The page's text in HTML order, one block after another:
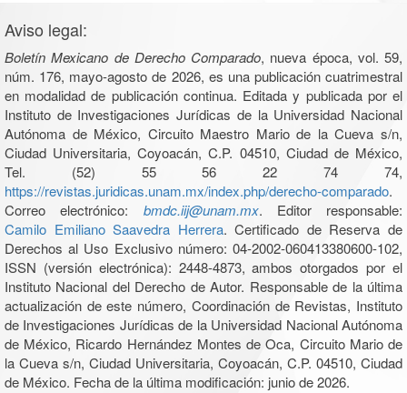
Aviso legal:
Boletín Mexicano de Derecho Comparado, nueva época, vol. 59,
núm. 176, mayo-agosto de 2026, es una publicación cuatrimestral
en modalidad de publicación continua. Editada y publicada por el
Instituto de Investigaciones Jurídicas de la Universidad Nacional
Autónoma de México, Circuito Maestro Mario de la Cueva s/n,
Ciudad Universitaria, Coyoacán, C.P. 04510, Ciudad de México,
Tel. (52) 55 56 22 74 74,
https://revistas.juridicas.unam.mx/index.php/derecho-comparado.
Correo electrónico: bmdc.iij@unam.mx. Editor responsable:
Camilo Emiliano Saavedra Herrera. Certificado de Reserva de
Derechos al Uso Exclusivo número: 04-2002-060413380600-102,
ISSN (versión electrónica): 2448-4873, ambos otorgados por el
Instituto Nacional del Derecho de Autor. Responsable de la última
actualización de este número, Coordinación de Revistas, Instituto
de Investigaciones Jurídicas de la Universidad Nacional Autónoma
de México, Ricardo Hernández Montes de Oca, Circuito Mario de
la Cueva s/n, Ciudad Universitaria, Coyoacán, C.P. 04510, Ciudad
de México. Fecha de la última modificación: junio de 2026.